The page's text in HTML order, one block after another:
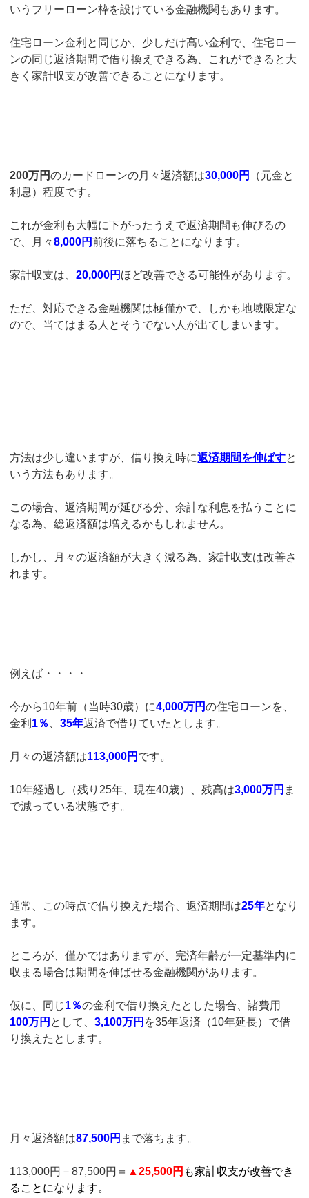
いうフリーローン枠を設けている金融機関もあります。
住宅ローン金利と同じか、少しだけ高い金利で、住宅ロー
ンの同じ返済期間で借り換えできる為、これができると大
きく家計収支が改善できることになります。
200万円のカードローンの月々返済額は30,000円
（元金と
利息）程度です。
これが金利も大幅に下がったうえで返済期間も伸びるの
で、月々8,000円前後に落ちることになります。
家計収支は、20,000円 ほど改善できる可能性があります。
ただ、対応できる金融機関は極僅かで、しかも地域限定な
ので、当てはまる人とそうでない人が出てしまいます。
方法は少し違いますが、借り換え時に返済期間を伸ばすと
いう方法もあります。
この場合、返済期間が延びる分、余計な利息を払うことに
なる為、総返済額は増えるかもしれません。
しかし、月々の返済額が大きく減る為、家計収支は改善さ
れます。
例えば・・・・
今から10年前（当時30歳）に4,000万円の住宅ローンを、
金利 1％ 、35年返済で借りていたとします。
月々の返済額は113,000円 です。
10年経過し（残り25年、現在40歳）、残高は3,000万円 ま
で減っている状態です。
通常、この時点で借り換えた場合、返済期間は25年となり
ます。
ところが、僅かではありますが、完済年齢が一定基準内に
収まる場合は期間を伸ばせる金融機関があります。
仮に、同じ1％の金利で借り換えたとした場合、諸費用
100万円 として、3,100万円 を35年返済（10年延長）で借
り換えたとします。
月々返済額は87,500円 まで落ちます。
113,000円－87,500円＝ ▲25,500円 も家計収支が改善でき
ることになります。